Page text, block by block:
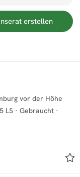
erstellen
LS · Gebraucht ·
vor der Höhe